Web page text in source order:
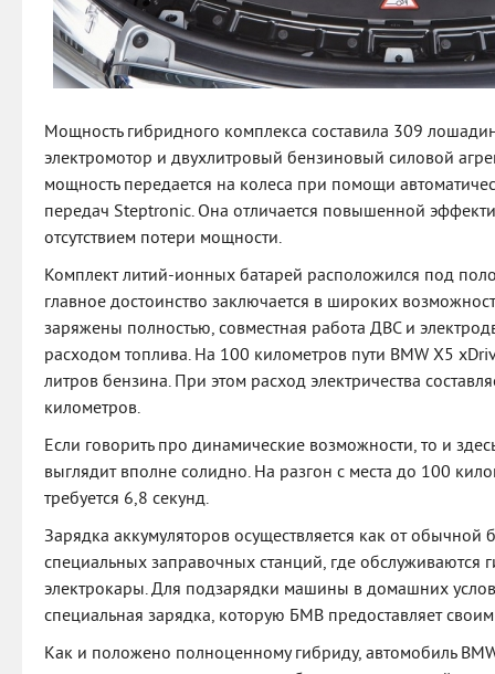
Мощность гибридного комплекса составила 309
электромотор и двухлитровый бензиновый силовой
мощность передается на колеса при помощи
передач Steptronic. Она отличается повышенной
отсутствием потери мощности.
Комплект литий-ионных батарей расположился под
главное достоинство заключается в широких
заряжены полностью, совместная работа ДВС и
расходом топлива. На 100 километров пути BMW X5
литров бензина. При этом расход электричества
километров.
Если говорить про динамические возможности, то и
выглядит вполне солидно. На разгон с места до 100
требуется 6,8 секунд.
Зарядка аккумуляторов осуществляется как от обычной
специальных заправочных станций, где
электрокары. Для подзарядки машины в домашних
специальная зарядка, которую БМВ предоставляет
Как и положено полноценному гибриду, автомобиль